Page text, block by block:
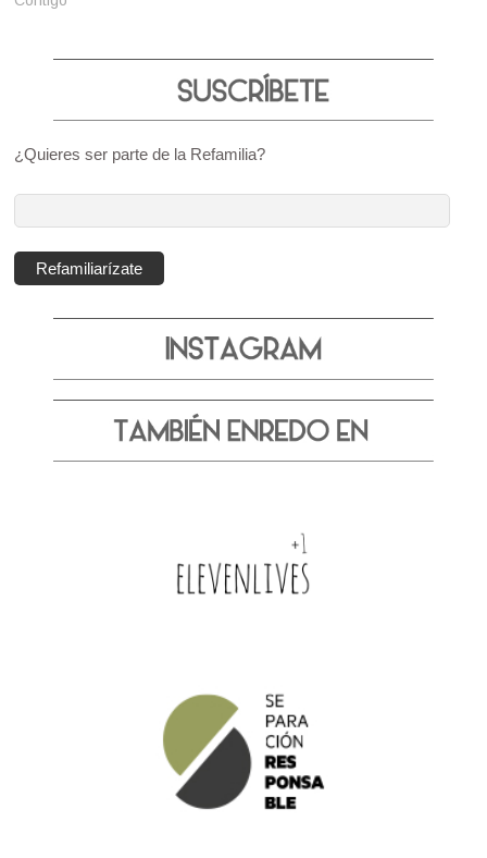
¿Quieres ser parte de la Refamilia?
correo
electrónico:
Refamiliarízate